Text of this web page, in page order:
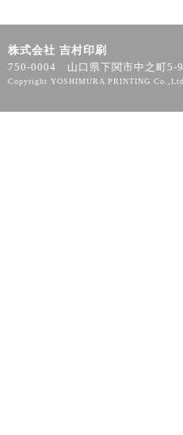
株式会社 吉村印刷
750-0004 山口県下関市中之町
Copyright YOSHIMURA PRINTING